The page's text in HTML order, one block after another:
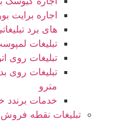
اجاره برایت
های برد
تبلیغات
تبلیغات روی
تبلیغات روی
مترو
خدمات برندد
تبلیغات نقطه فروش